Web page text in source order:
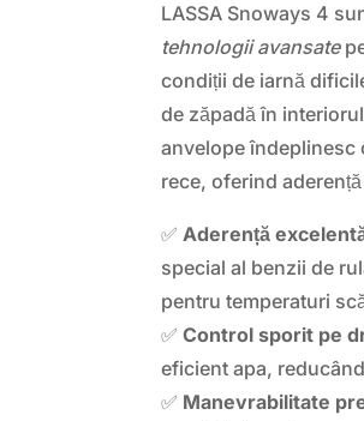
LASSA Snoways 4
tehnologii avansate
condiții de iarnă
de zăpadă în
anvelope îndeplinesc
rece, oferind
✅ Aderență
special al benzii de
pentru temperaturi
✅Control sporit pe
eficient apa,
✅ Manevrabilitate